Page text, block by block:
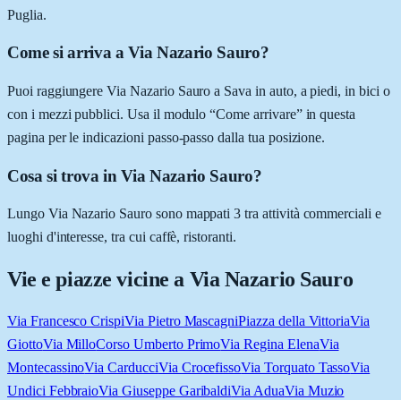
Puglia.
Come si arriva a Via Nazario Sauro?
Puoi raggiungere Via Nazario Sauro a Sava in auto, a piedi, in bici o
con i mezzi pubblici. Usa il modulo “Come arrivare” in questa
pagina per le indicazioni passo-passo dalla tua posizione.
Cosa si trova in Via Nazario Sauro?
Lungo Via Nazario Sauro sono mappati 3 tra attività commerciali e
luoghi d'interesse, tra cui caffè, ristoranti.
Vie e piazze vicine a Via Nazario Sauro
Via Francesco CrispiVia Pietro MascagniPiazza della VittoriaVia
GiottoVia MilloCorso Umberto PrimoVia Regina ElenaVia
MontecassinoVia CarducciVia CrocefissoVia Torquato TassoVia
Undici FebbraioVia Giuseppe GaribaldiVia AduaVia Muzio